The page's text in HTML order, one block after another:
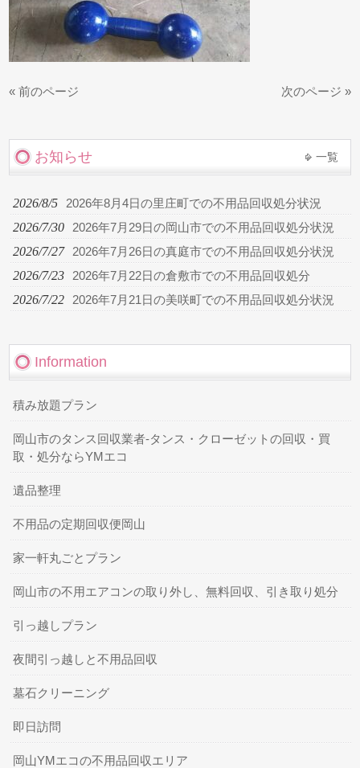
« 前のページ 次のページ »
お知らせ 一覧
2026/8/5 2026年8月4日の里庄町での不用品回収処分状況
2026/7/30 2026年7月29日の岡山市での不用品回収処分状況
2026/7/27 2026年7月26日の真庭市での不用品回収処分状況
2026/7/23 2026年7月22日の倉敷市での不用品回収処分
2026/7/22 2026年7月21日の美咲町での不用品回収処分状況
Information
積み放題プラン
岡山市のタンス回収業者-タンス・クローゼットの回収・買
取・処分ならYMエコ
遺品整理
不用品の定期回収便岡山
家一軒丸ごとプラン
岡山市の不用エアコンの取り外し、無料回収、引き取り処分
引っ越しプラン
夜間引っ越しと不用品回収
墓石クリーニング
即日訪問
岡山YMエコの不用品回収エリア